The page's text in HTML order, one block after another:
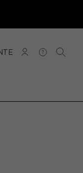
CONNEXION
AIDE